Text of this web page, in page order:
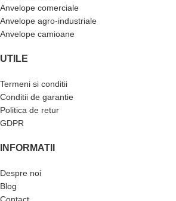
Anvelope comerciale
Anvelope agro-industriale
Anvelope camioane
UTILE
Termeni si conditii
Conditii de garantie
Politica de retur
GDPR
INFORMATII
Despre noi
Blog
Contact